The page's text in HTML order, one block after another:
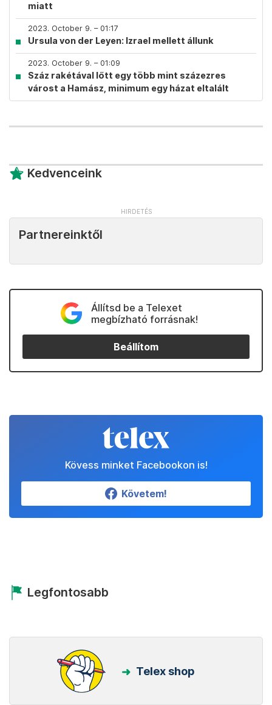
miatt
2023. October 9. – 01:17
Ursula von der Leyen: Izrael mellett állunk
2023. October 9. – 01:09
Száz rakétával lőtt egy több mint százezres
várost a Hamász, minimum egy házat eltalált
Kedvenceink
Partnereinktől
Állítsd be a Telexet
megbízható forrásnak!
Beállítom
Kövess minket Facebookon is!
Követem!
Legfontosabb
Telex shop